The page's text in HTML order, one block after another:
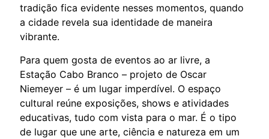
tradição fica evidente nesses momentos, quando
a cidade revela sua identidade de maneira
vibrante.
Para quem gosta de eventos ao ar livre, a
Estação Cabo Branco – projeto de Oscar
Niemeyer – é um lugar imperdível. O espaço
cultural reúne exposições, shows e atividades
educativas, tudo com vista para o mar. É o tipo
de lugar que une arte, ciência e natureza em um